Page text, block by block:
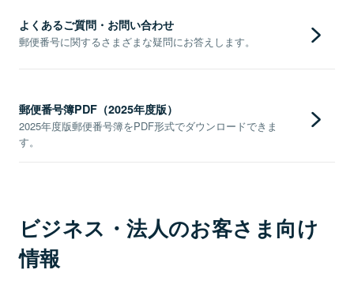
よくあるご質問・お問い合わせ
郵便番号に関するさまざまな疑問にお答えします。
郵便番号簿PDF（2025年度版）
2025年度版郵便番号簿をPDF形式でダウンロードできま
す。
ビジネス・法人のお客さま向け
情報